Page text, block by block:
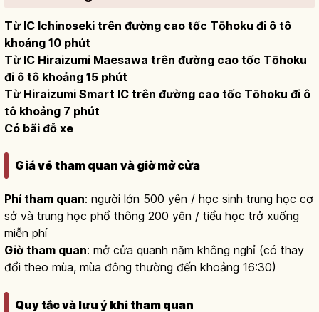
Từ IC Ichinoseki trên đường cao tốc Tōhoku đi ô tô
khoảng 10 phút
Từ IC Hiraizumi Maesawa trên đường cao tốc Tōhoku
đi ô tô khoảng 15 phút
Từ Hiraizumi Smart IC trên đường cao tốc Tōhoku đi ô
tô khoảng 7 phút
Có bãi đỗ xe
Giá vé tham quan và giờ mở cửa
Phí tham quan: người lớn 500 yên / học sinh trung học cơ
sở và trung học phổ thông 200 yên / tiểu học trở xuống
miễn phí
Giờ tham quan: mở cửa quanh năm không nghỉ (có thay
đổi theo mùa, mùa đông thường đến khoảng 16:30)
Quy tắc và lưu ý khi tham quan